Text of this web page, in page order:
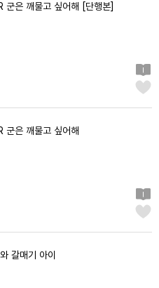
군은 깨물고 싶어해 [단행본]
군은 깨물고 싶어해
갈매기 아이